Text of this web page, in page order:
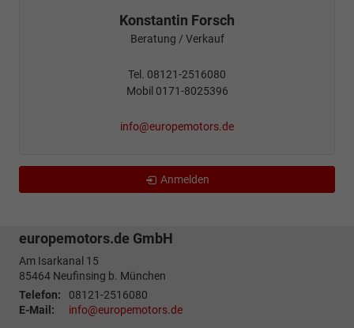
Konstantin Forsch
Beratung / Verkauf
Tel. 08121-2516080
Mobil 0171-8025396
info@europemotors.de
Anmelden
europemotors.de GmbH
Am Isarkanal 15
85464 Neufinsing b. München
Telefon:
08121-2516080
E-Mail:
info@europemotors.de